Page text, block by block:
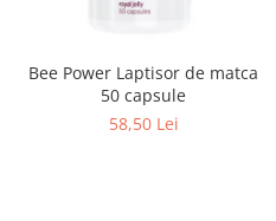
Bee Power Laptisor de matca
50 capsule
58,50 Lei